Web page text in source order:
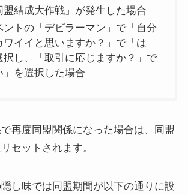
盟結成大作戦」が発生した場合
ントの「デビラーマン」で「自分
ワイイと思いますか？」で「は
択し、「取引に応じますか？」で
」を選択した場合
再度同盟関係になった場合は、同盟
セットされます。
し味では同盟期間が以下の通りに設